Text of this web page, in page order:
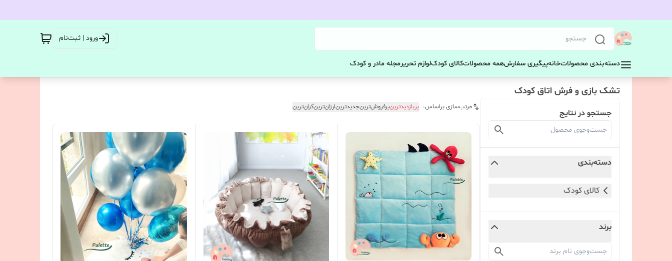
ورود | ثبت‌نام
دسته‌بندی محصولاتخانهپیگیری سفارشهمه محصولاتکالای کودکلوازم تحریرمجله مادر و کودک
تشک بازی و فرش اتاق کودک
جستجو در نتایج
دسته‌بندی
کالای کودک
برند
مرتب‌سازی براساس: پربازدیدترینپرفروش‌ترینجدیدترینارزان‌ترینگران‌ترین